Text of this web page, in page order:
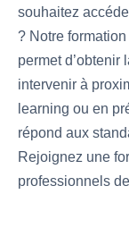
souhaitez
? Notre
permet
intervenir à
learning ou en
répond aux
Rejoignez une
professionnels